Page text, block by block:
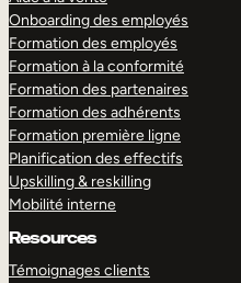
Onboarding des employés
Formation des employés
Formation à la conformité
Formation des partenaires
Formation des adhérents
Formation première ligne
Planification des effectifs
Upskilling & reskilling
Mobilité interne
Resources
Témoignages clients